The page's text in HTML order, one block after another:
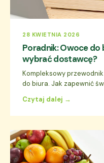
28 KWIETNIA 2026
Poradnik: Owoce do
wybrać dostawcę?
Kompleksowy
do biura. Jak zapewnić
Czytaj dalej →